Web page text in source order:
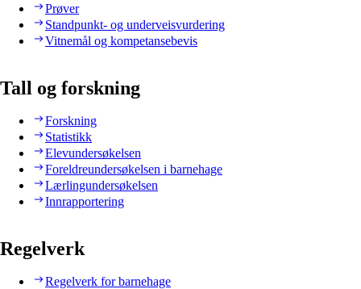
Prøver
Standpunkt- og underveisvurdering
Vitnemål og kompetansebevis
Tall og forskning
Forskning
Statistikk
Elevundersøkelsen
Foreldreundersøkelsen i barnehage
Lærlingundersøkelsen
Innrapportering
Regelverk
Regelverk for barnehage